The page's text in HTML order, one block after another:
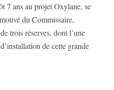
7 ans au projet Oxylane, se
du Commissaire,
trois réserves, dont l’une
de cette grande